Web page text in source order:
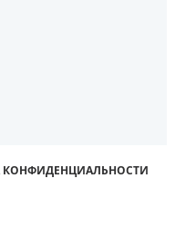
КОНФИДЕНЦИАЛЬНОСТИ